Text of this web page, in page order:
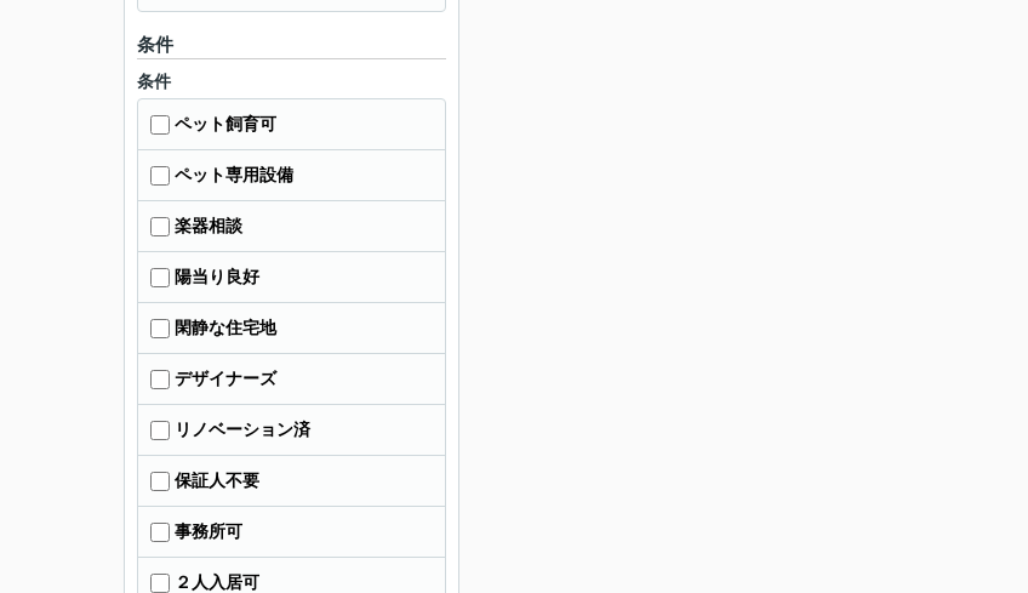
条件
条件
ペット飼育可
ペット専用設備
楽器相談
陽当り良好
閑静な住宅地
デザイナーズ
リノベーション済
保証人不要
事務所可
２人入居可